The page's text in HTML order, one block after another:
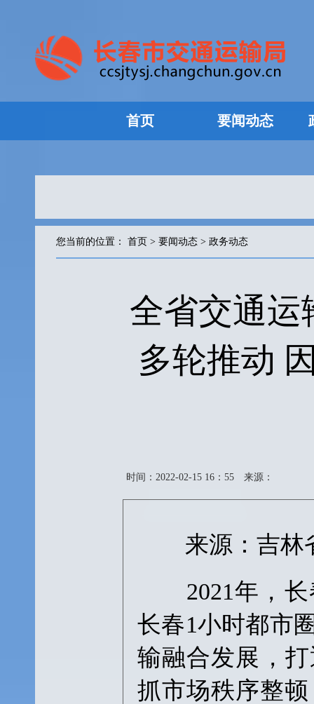
首页 要闻动态
您当前的位置： 首页 > 要闻动态 > 政务动态
全省交通运
多轮推动
时间：2022-02-15 16：55 来源：
来源：吉林
2021年，长
长春1小时都市
输融合发展，
抓市场秩序整